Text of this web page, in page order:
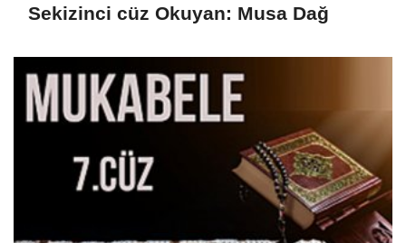
Sekizinci cüz Okuyan: Musa Dağ